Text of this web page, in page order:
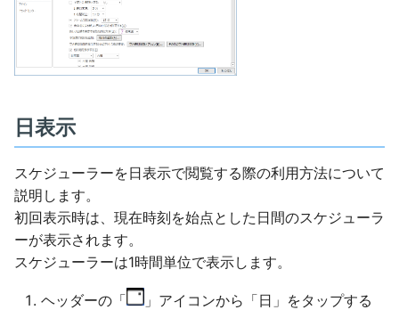
日表示
スケジューラーを日表示で閲覧する際の利用方法について
説明します。
初回表⽰時は、現在時刻を始点とした日間のスケジューラ
ーが表⽰されます。
スケジューラーは1時間単位で表示します。
ヘッダーの「 」アイコンから「日」をタップする